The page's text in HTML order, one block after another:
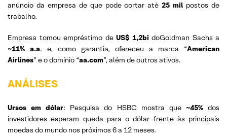
anúncio da empresa de que pode cortar até25 mil postos de
trabalho.
Empresa tomou empréstimo de US$ 1,2bidoGoldman Sachs a
~11% a.a. e, como garantia, ofereceu a marca “American
Airlines” e o domínio “aa.com”, além de outros ativos.
ANÁLISES
Ursos em dólar: Pesquisa do HSBC mostra que ~45%dos
investidores esperam queda para o dólar frente às principais
moedas do mundo nos próximos 6 a 12 meses.